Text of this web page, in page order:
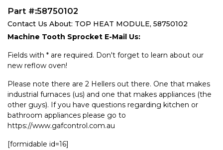
Part #:58750102
Contact Us About: TOP HEAT MODULE, 58750102
Machine Tooth Sprocket E-Mail Us:
Fields with * are required. Don't forget to learn about our
new reflow oven!
Please note there are 2 Hellers out there. One that makes
industrial furnaces (us) and one that makes appliances (the
other guys). If you have questions regarding kitchen or
bathroom appliances please go to
https://www.gafcontrol.com.au
[formidable id=16]